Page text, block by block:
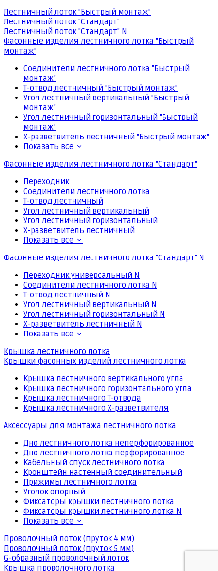
Лестничный лоток "Быстрый монтаж"
Лестничный лоток "Стандарт"
Лестничный лоток "Стандарт" N
Фасонные изделия лестничного лотка "Быстрый
монтаж"
Соединители лестничного лотка "Быстрый
монтаж"
Т-отвод лестничный "Быстрый монтаж"
Угол лестничный вертикальный "Быстрый
монтаж"
Угол лестничный горизонтальный "Быстрый
монтаж"
Х-разветвитель лестничный "Быстрый монтаж"
Показать все
Фасонные изделия лестничного лотка "Стандарт"
Переходник
Соединители лестничного лотка
Т-отвод лестничный
Угол лестничный вертикальный
Угол лестничный горизонтальный
Х-разветвитель лестничный
Показать все
Фасонные изделия лестничного лотка "Стандарт" N
Переходник универсальный N
Соединители лестничного лотка N
Т-отвод лестничный N
Угол лестничный вертикальный N
Угол лестничный горизонтальный N
Х-разветвитель лестничный N
Показать все
Крышка лестничного лотка
Крышки фасонных изделий лестничного лотка
Крышка лестничного вертикального угла
Крышка лестничного горизонтального угла
Крышка лестничного Т-отвода
Крышка лестничного Х-разветвителя
Аксессуары для монтажа лестничного лотка
Дно лестничного лотка неперфорированное
Дно лестничного лотка перфорированное
Кабельный спуск лестничного лотка
Кронштейн настенный соединительный
Прижимы лестничного лотка
Уголок опорный
Фиксаторы крышки лестничного лотка
Фиксаторы крышки лестничного лотка N
Показать все
Проволочный лоток (пруток 4 мм)
Проволочный лоток (пруток 5 мм)
G-образный проволочный лоток
Крышка проволочного лотка